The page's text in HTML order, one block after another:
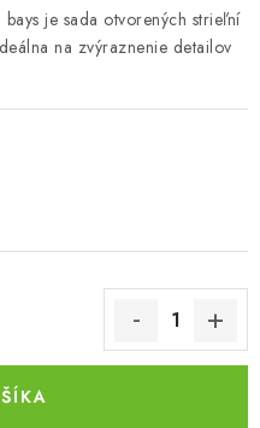
je sada otvorených strieľní
na zvýraznenie detailov